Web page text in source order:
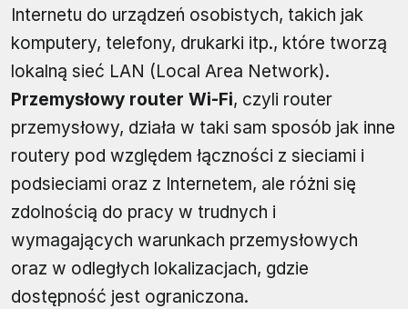
Internetu do urządzeń osobistych, takich jak
komputery, telefony, drukarki itp., które tworzą
lokalną sieć LAN (Local Area Network).
Przemysłowy router Wi-Fi, czyli router
przemysłowy, działa w taki sam sposób jak inne
routery pod względem łączności z sieciami i
podsieciami oraz z Internetem, ale różni się
zdolnością do pracy w trudnych i
wymagających warunkach przemysłowych
oraz w odległych lokalizacjach, gdzie
dostępność jest ograniczona.